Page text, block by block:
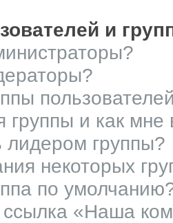
и
группы и как мне
лидером группы?
некоторых
по
ссылка «Наша